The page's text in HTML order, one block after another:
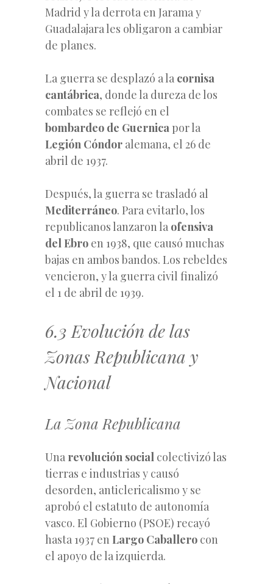
Madrid y la derrota en Jarama y
Guadalajara les obligaron a cambiar
de planes.
La guerra se desplazó a la cornisa
cantábrica, donde la dureza de los
combates se reflejó en el
bombardeo de Guernica por la
Legión Cóndor alemana, el 26 de
abril de 1937.
Después, la guerra se trasladó al
Mediterráneo. Para evitarlo, los
republicanos lanzaron la ofensiva
del Ebro en 1938, que causó muchas
bajas en ambos bandos. Los rebeldes
vencieron, y la guerra civil finalizó
el 1 de abril de 1939.
6.3 Evolución de las
Zonas Republicana y
Nacional
La Zona Republicana
Una revolución social colectivizó las
tierras e industrias y causó
desorden, anticlericalismo y se
aprobó el estatuto de autonomía
vasco. El Gobierno (PSOE) recayó
hasta 1937 en Largo Caballero con
el apoyo de la izquierda.